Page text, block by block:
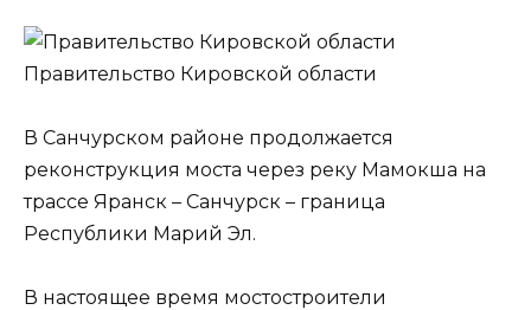
Правительство Кировской области
В Санчурском районе продолжается
реконструкция моста через реку Мамокша на
трассе Яранск – Санчурск – граница
Республики Марий Эл.
В настоящее время мостостроители